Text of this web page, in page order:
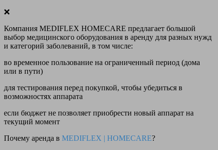
❌
Компания MEDIFLEX HOMECARE предлагает большой
выбор медицинского оборудования в аренду для разных нужд
и категорий заболеваний, в том числе:
во временное пользование на ограниченный период (дома
или в пути)
для тестирования перед покупкой, чтобы убедиться в
возможностях аппарата
если бюджет не позволяет приобрести новый аппарат на
текущий момент
Почему аренда в MEDIFLEX | HOMECARE?